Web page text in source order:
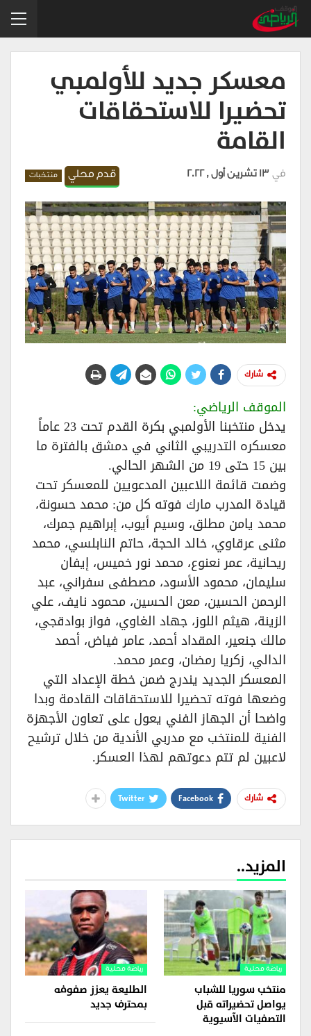
معسكر جديد للأولمبي
تحضيرا للاستحقاقات
القامة
قدم محلي منتخبات في 13 تشرين أول , 2022
شارك
الموقف الرياضي:
يدخل منتخبنا الأولمبي بكرة القدم تحت 23 عاماً
معسكره التدريبي الثاني في دمشق بالفترة ما
بين 15 حتى 19 من الشهر الحالي.
وضمت قائمة اللاعبين المدعويين للمعسكر تحت
قيادة المدرب مارك فوته كل من: محمد حسونة،
محمد يامن مطلق، وسيم أيوب، إبراهيم جمرك،
مثنى عرقاوي، خالد الحجة، حاتم النابلسي، محمد
ريحانية، عمر نعنوع، محمد نور خميس، إيفان
سليمان، محمود الأسود، مصطفى سفراني، عبد
الرحمن الحسين، معن الحسين، محمود نايف، علي
الزينة، هيثم اللوز، جهاد الغاوي، فواز بوادقجي،
مالك جنعير، المقداد أحمد، عامر فياض، أحمد
الدالي، زكريا رمضان، وعمر محمد.
المعسكر الجديد يندرج ضمن خطة الإعداد التي
وضعها فوته تحضيرا للاستحقاقات القادمة وبدا
واضحا أن الجهاز الفني يعول على تعاون الأجهزة
الفنية للمنتخب مع مدربي الأندية من خلال ترشيح
لاعبين لم تتم دعوتهم لهذا العسكر.
شارك Facebook
Twitter
المزيد..
رياضة محلية
منتخب سوريا للشباب
يواصل تحضيراته قبل
التصفيات الآسيوية
رياضة محلية
الطليعة يعزز صفوفه
بمحترف جديد